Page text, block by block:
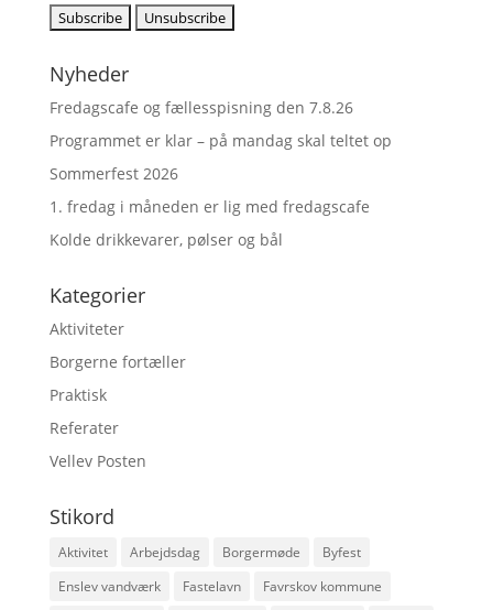
Nyheder
Fredagscafe og fællesspisning den 7.8.26
Programmet er klar – på mandag skal teltet op
Sommerfest 2026
1. fredag i måneden er lig med fredagscafe
Kolde drikkevarer, pølser og bål
Kategorier
Aktiviteter
Borgerne fortæller
Praktisk
Referater
Vellev Posten
Stikord
Aktivitet Arbejdsdag Borgermøde
Byfest
Enslev vandværk
Fastelavn
Favrskov kommune